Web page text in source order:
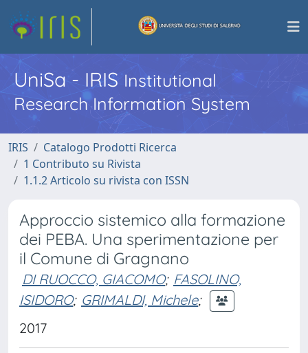
UniSa - IRISInstitutional
Research Information System
IRIS
Catalogo Prodotti Ricerca
1 Contributo su Rivista
1.1.2 Articolo su rivista con ISSN
Approccio sistemico alla formazione
dei PEBA. Una sperimentazione per
il Comune di Gragnano
DI RUOCCO, GIACOMO; FASOLINO,
ISIDORO; GRIMALDI, Michele;
2017